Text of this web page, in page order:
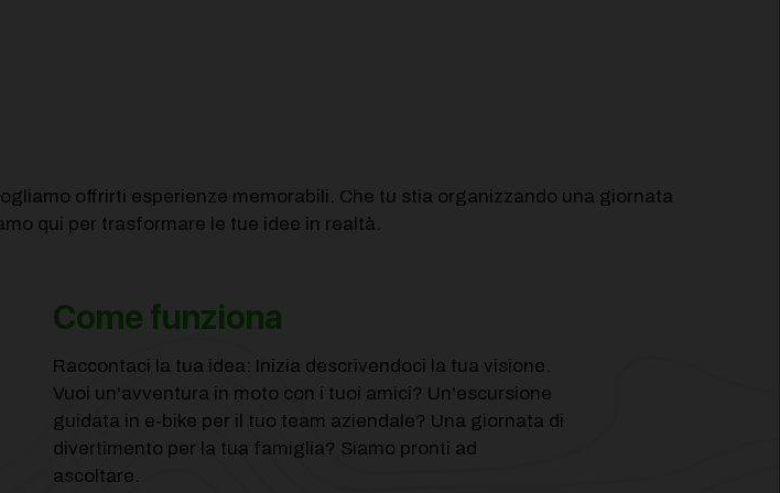
offrirti esperienze memorabili. Che tu stia organizzando una giornata
qui per trasformare le tue idee in realtà.
Come funziona
Raccontaci la tua idea: Inizia descrivendoci la tua visione.
Vuoi un'avventura in moto con i tuoi amici? Un'escursione
guidata in e-bike per il tuo team aziendale? Una giornata di
divertimento per la tua famiglia? Siamo pronti ad
ascoltare.